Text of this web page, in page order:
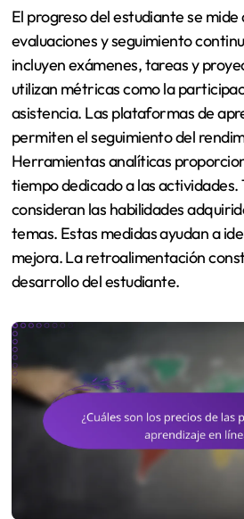
El progreso del estudiante se mide
evaluaciones y seguimiento
incluyen exámenes, tareas y
utilizan métricas como la
asistencia. Las plataformas de
permiten el seguimiento del
Herramientas analíticas
tiempo dedicado a las actividades.
consideran las habilidades
temas. Estas medidas ayudan a
mejora. La retroalimentación
desarrollo del estudiante.